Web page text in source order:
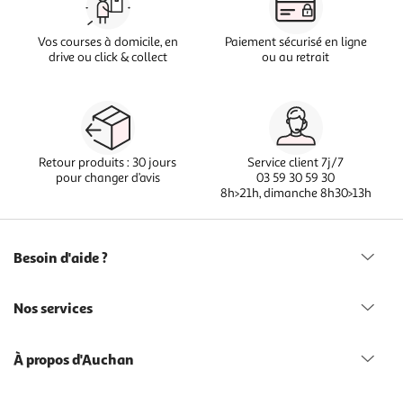
Vos courses à domicile, en
drive ou click & collect
Paiement sécurisé en ligne
ou au retrait
Retour produits : 30 jours
pour changer d’avis
Service client 7j/7
03 59 30 59 30
8h>21h, dimanche 8h30>13h
Besoin d'aide ?
Nos services
À propos d'Auchan